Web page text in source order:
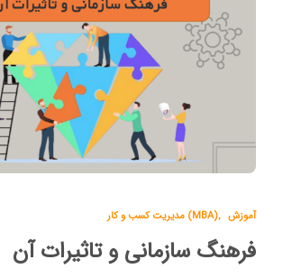
مدیریت کسب و کار (MBA), آموزش
فرهنگ سازمانی و تاثیرات آن